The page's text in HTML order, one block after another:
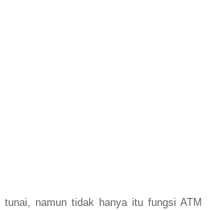
tunai, namun tidak hanya itu fungsi ATM